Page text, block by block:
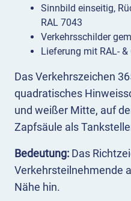
Das Verkehrszeichen
quadratisches
und weißer Mitte, auf
Zapfsäule als
Bedeutung: Das
Verkehrsteilnehmende
Nähe hin.
Sinnbild einseitig,
RAL 7043
Verkehrsschilder
Lieferung mit RAL- &